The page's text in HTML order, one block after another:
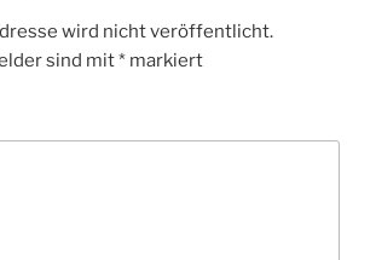
wird nicht veröffentlicht.
sind mit* markiert